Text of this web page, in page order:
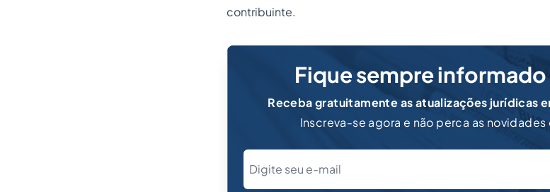
contribuinte.
Fique sempre informado
Receba gratuitamente as atualizações jurídicas
Inscreva-se agora e não perca as